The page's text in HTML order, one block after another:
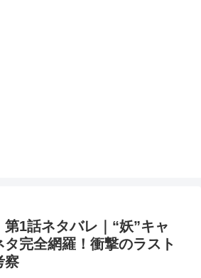
第1話ネタバレ｜“妖”キャ
完全網羅！衝撃のラスト
察